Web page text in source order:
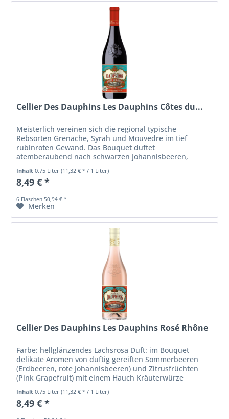
Cellier Des Dauphins Les Dauphins Côtes du...
Meisterlich vereinen sich die regional typische
Rebsorten Grenache, Syrah und Mouvedre im tief
rubinroten Gewand. Das Bouquet duftet
atemberaubend nach schwarzen Johannisbeeren,
Brombeeren in Verbindung mit einer feinen
Gewürznote. Der...
Inhalt0.75 Liter(11,32 € * / 1 Liter)
8,49 € *
6 Flaschen 50,94 € *
Merken
Cellier Des Dauphins Les Dauphins Rosé Rhône
Farbe: hellglänzendes Lachsrosa Duft: im Bouquet
delikate Aromen von duftig gereiften Sommerbeeren
(Erdbeeren, rote Johannisbeeren) und Zitrusfrüchten
(Pink Grapefruit) mit einem Hauch Kräuterwürze
Geschmack: trocken, fruchtbetont mit...
Inhalt0.75 Liter(11,32 € * / 1 Liter)
8,49 € *